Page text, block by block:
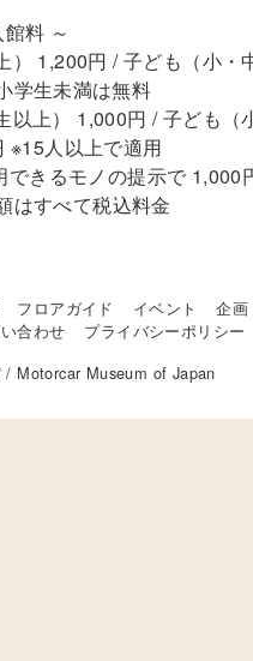
館料 ～
） 1,200円 / 子ども（小・
学生未満は無料
以上） 1,000円 / 子ども（
※15人以上で適用
きるモノの提示で 1,000
はすべて税込料金
フロアガイド イベント
企画
合わせ
プライバシーポリシー
Motorcar Museum of Japan